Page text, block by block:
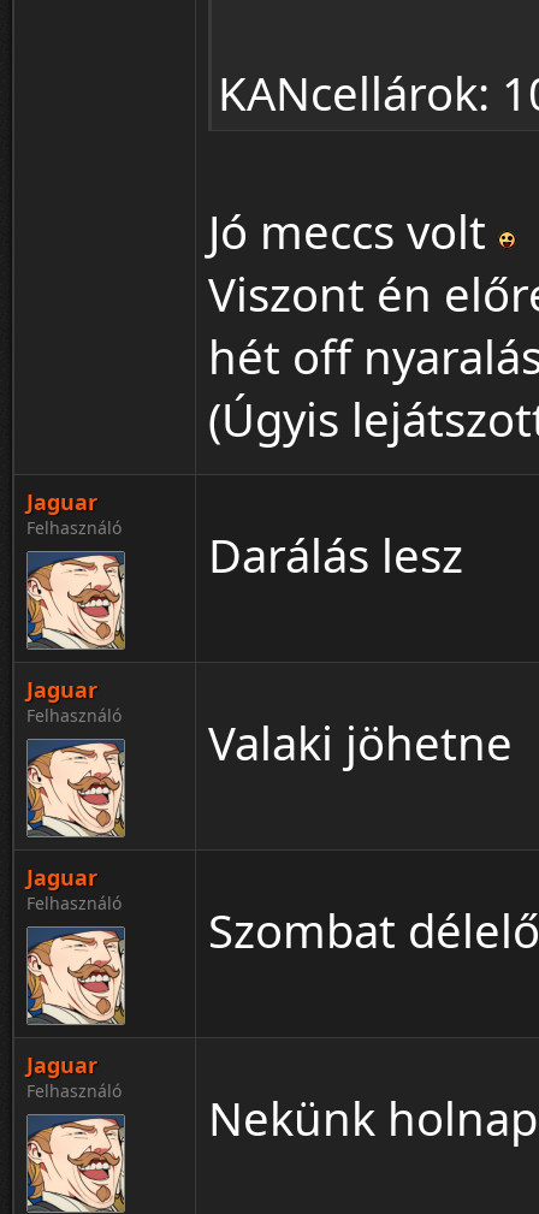
KANcellárok:
Jó meccs volt
Viszont én
hét off
(Úgyis
Jaguar
Felhasználó Darálás lesz
Jaguar
Felhasználó Valaki jöhetne
Jaguar
Felhasználó Szombat
Jaguar
Felhasználó Nekünk